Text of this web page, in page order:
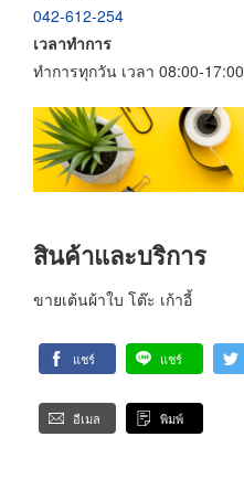
042-612-254
เวลาทำการ
ทำการทุกวัน เวลา 08:00-17:00
สินค้าและบริการ
ขายเต้นผ้าใบ โต๊ะ เก้าอี้
แชร์ แชร์
อีเมล พิมพ์